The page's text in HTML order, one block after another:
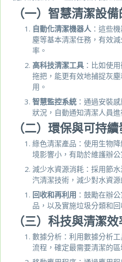
（一）智慧清潔設
自動化清潔機器人 ：這些
塵等基本清潔任務，有效
率。
高科技清潔工具 ：比如使
拖把，能更有效地捕捉灰
用。
智慧監控系統 ：通過安裝
狀況，自動通知清潔人員進
（二）環保與可持
綠色清潔產品：使用生物
境影響小，有助於維護辦公
減少水資源消耗：採用節
汽清潔技術，減少對水資源
回收和再利用 ：鼓勵在辦
品，以及實施垃圾分類和回
（三）科技與清潔
數據分析：利用數據分析
流程，確定最需要清潔的